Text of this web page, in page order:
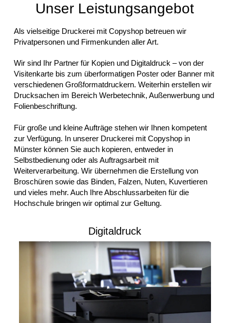
Unser Leistungsangebot
Als vielseitige Druckerei mit Copyshop betreuen wir
Privatpersonen und Firmenkunden aller Art.
Wir sind Ihr Partner für Kopien und Digitaldruck – von der
Visitenkarte bis zum überformatigen Poster oder Banner mit
verschiedenen Großformatdruckern. Weiterhin erstellen wir
Drucksachen im Bereich Werbetechnik, Außenwerbung und
Folienbeschriftung.
Für große und kleine Aufträge stehen wir Ihnen kompetent
zur Verfügung. In unserer Druckerei mit Copyshop in
Münster können Sie auch kopieren, entweder in
Selbstbedienung oder als Auftragsarbeit mit
Weiterverarbeitung. Wir übernehmen die Erstellung von
Broschüren sowie das Binden, Falzen, Nuten, Kuvertieren
und vieles mehr. Auch Ihre Abschlussarbeiten für die
Hochschule bringen wir optimal zur Geltung.
Digitaldruck